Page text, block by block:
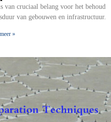
van cruciaal belang voor het behoud
van gebouwen en infrastructuur.
»